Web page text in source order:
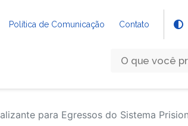
Política de Comunicação Contato
para Egressos do Sistema